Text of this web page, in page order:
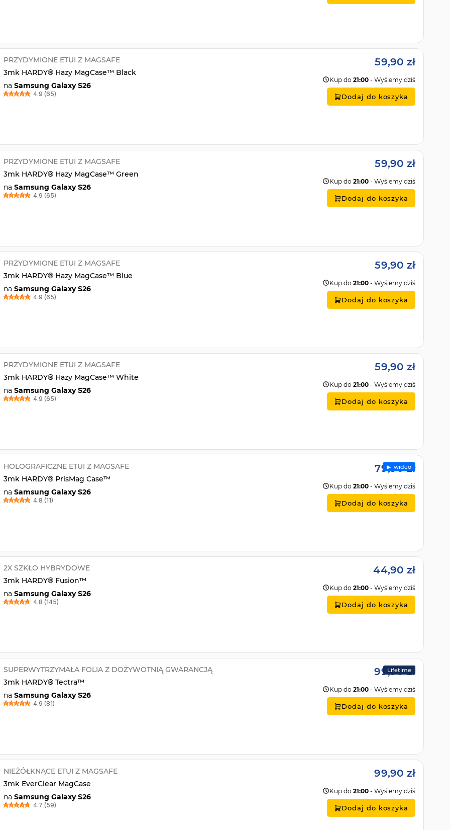
PRZYDYMIONE ETUI Z MAGSAFE
3mk HARDY® Hazy MagCase™ Black
na Samsung Galaxy S26
4.9 (65)
59,90 zł
Kup do 21:00 - Wyślemy dziś
Dodaj do koszyka
PRZYDYMIONE ETUI Z MAGSAFE
3mk HARDY® Hazy MagCase™ Green
na Samsung Galaxy S26
4.9 (65)
59,90 zł
Kup do 21:00 - Wyślemy dziś
Dodaj do koszyka
PRZYDYMIONE ETUI Z MAGSAFE
3mk HARDY® Hazy MagCase™ Blue
na Samsung Galaxy S26
4.9 (65)
59,90 zł
Kup do 21:00 - Wyślemy dziś
Dodaj do koszyka
PRZYDYMIONE ETUI Z MAGSAFE
3mk HARDY® Hazy MagCase™ White
na Samsung Galaxy S26
4.9 (65)
59,90 zł
Kup do 21:00 - Wyślemy dziś
Dodaj do koszyka
HOLOGRAFICZNE ETUI Z MAGSAFE
3mk HARDY® PrisMag Case™
na Samsung Galaxy S26
4.8 (11)
▶︎ wideo
79,90 zł
Kup do 21:00 - Wyślemy dziś
Dodaj do koszyka
2X SZKŁO HYBRYDOWE
3mk HARDY® Fusion™
na Samsung Galaxy S26
4.8 (145)
44,90 zł
Kup do 21:00 - Wyślemy dziś
Dodaj do koszyka
SUPERWYTRZYMAŁA FOLIA Z DOŻYWOTNIĄ GWARANCJĄ
3mk HARDY® Tectra™
na Samsung Galaxy S26
4.9 (81)
Lifetime
99,90 zł
Kup do 21:00 - Wyślemy dziś
Dodaj do koszyka
NIEŻÓŁKNĄCE ETUI Z MAGSAFE
3mk EverClear MagCase
na Samsung Galaxy S26
4.7 (59)
99,90 zł
Kup do 21:00 - Wyślemy dziś
Dodaj do koszyka